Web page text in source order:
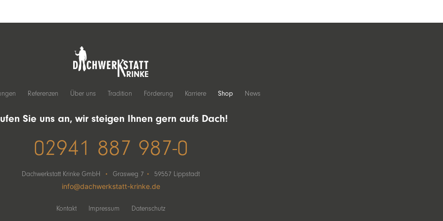
Referenzen Über uns Tradition Förderung Karriere Shop News
Sie uns an, wir steigen Ihnen gern aufs Dach!
02941 887 987-0
Dachwerkstatt Krinke GmbH · Grasweg 7 ·
59557 Lippstadt
info@dachwerkstatt-krinke.de
Kontakt Impressum Datenschutz